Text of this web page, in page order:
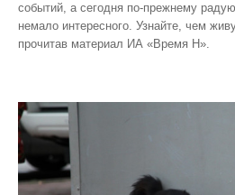
событий, а сегодня по‑прежнему
немало интересного. Узнайте, чем
прочитав материал ИА «Время Н».